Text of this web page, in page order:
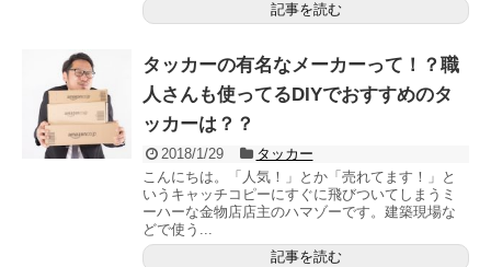
記事を読む
タッカーの有名なメーカーって！？職
人さんも使ってるDIYでおすすめのタ
ッカーは？？
2018/1/29
タッカー
こんにちは。「人気！」とか「売れてます！」と
いうキャッチコピーにすぐに飛びついてしまうミ
ーハーな金物店店主のハマゾーです。建築現場な
どで使う...
記事を読む